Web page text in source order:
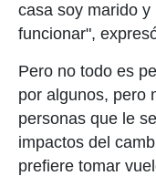
casa soy marido
funcionar",
Pero no todo es
por algunos, pero
personas que le
impactos del
prefiere tomar